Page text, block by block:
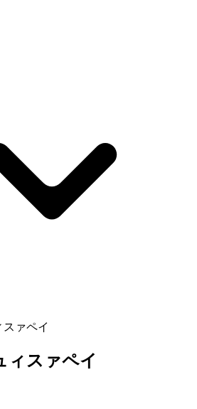
ァペイ
ィスァペイ